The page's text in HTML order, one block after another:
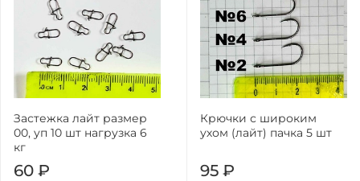
Застежка лайт размер
00, уп 10 шт нагрузка 6
кг
60 ₽
Крючки с широким
ухом (лайт) пачка 5 шт
95 ₽